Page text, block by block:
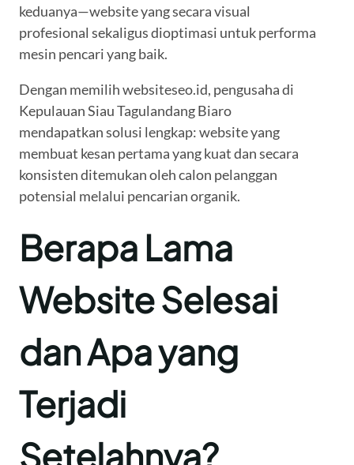
keduanya—website yang secara visual
profesional sekaligus dioptimasi untuk performa
mesin pencari yang baik.
Dengan memilih websiteseo.id, pengusaha di
Kepulauan Siau Tagulandang Biaro
mendapatkan solusi lengkap: website yang
membuat kesan pertama yang kuat dan secara
konsisten ditemukan oleh calon pelanggan
potensial melalui pencarian organik.
Berapa Lama
Website Selesai
dan Apa yang
Terjadi
Setelahnya?